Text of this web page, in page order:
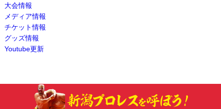
大会情報
メディア情報
チケット情報
グッズ情報
Youtube更新